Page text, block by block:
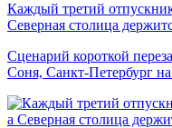
Каждый третий
Северная столица
Сценарий короткой
Соня, Санкт-Петербург